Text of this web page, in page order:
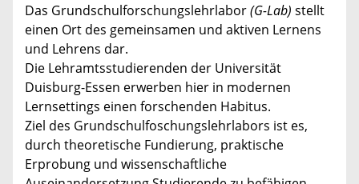
Das Grundschulforschungslehrlabor(G-Lab) stellt
einen Ort des gemeinsamen und aktiven Lernens
und Lehrens dar.
Die Lehramtsstudierenden der Universität
Duisburg-Essen erwerben hier in modernen
Lernsettings einen forschenden Habitus.
Ziel des Grundschulfoschungslehrlabors ist es,
durch theoretische Fundierung, praktische
Erprobung und wissenschaftliche